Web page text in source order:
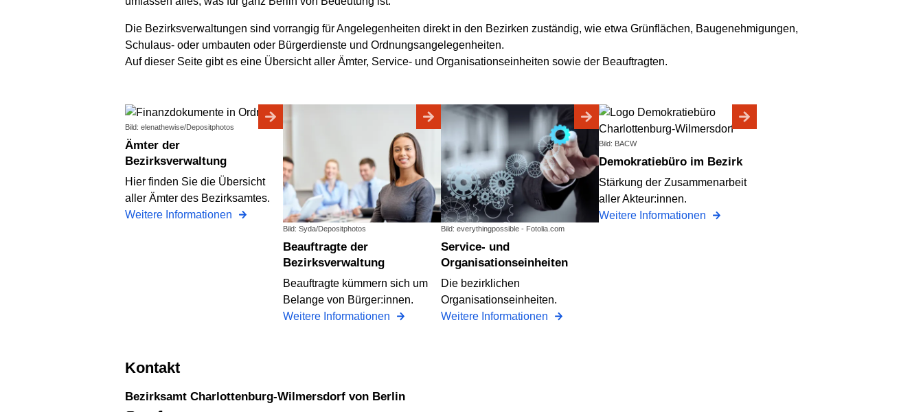
Die Bezirksverwaltungen sind vorrangig für Angelegenheiten direkt in den Bezirken zuständig, wie etwa Grünflächen, Baugenehmigungen,
Schulaus- oder umbauten oder Bürgerdienste und Ordnungsangelegenheiten.
Auf dieser Seite gibt es eine Übersicht aller Ämter, Service- und Organisationseinheiten sowie der Beauftragten.
Bild: elenathewise/Depositphotos
Ämter der
Bezirksverwaltung
Hier finden Sie die Übersicht
aller Ämter des Bezirksamtes.
Weitere Informationen
Bild: Syda/Depositphotos
Beauftragte der
Bezirksverwaltung
Beauftragte kümmern sich um
Belange von Bürger:innen.
Weitere Informationen
Bild: everythingpossible - Fotolia.com
Service- und
Organisationseinheiten
Die bezirklichen
Organisationseinheiten.
Weitere Informationen
Bild: BACW
Demokratiebüro im Bezirk
Stärkung der Zusammenarbeit
aller Akteur:innen.
Weitere Informationen
Kontakt
Bezirksamt Charlottenburg-Wilmersdorf von Berlin